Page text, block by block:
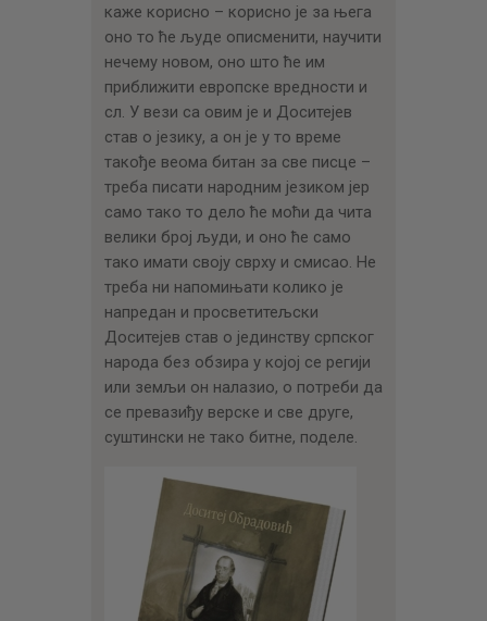
каже корисно – корисно је за њега
оно то ће људе описменити, научити
нечему новом, оно што ће им
приближити европске вредности и
сл. У вези са овим је и Доситејев
став о језику, а он је у то време
такође веома битан за све писце –
треба писати народним језиком јер
само тако то дело ће моћи да чита
велики број људи, и оно ће само
тако имати своју сврху и смисао. Не
треба ни напомињати колико је
напредан и просветитељски
Доситејев став о јединству српског
народа без обзира у којој се регији
или земљи он налазио, о потреби да
се превазиђу верске и све друге,
суштински не тако битне, поделе.